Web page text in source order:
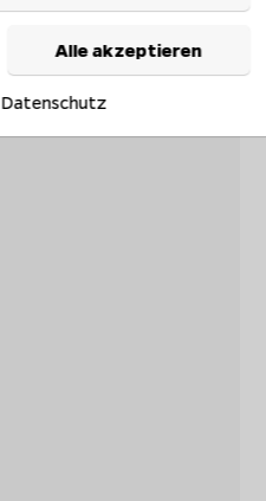
Alle akzeptieren
Datenschutz